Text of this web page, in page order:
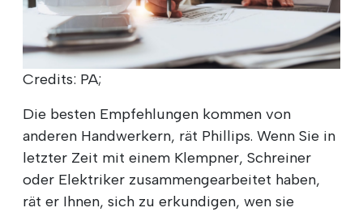
Credits: PA;
Die besten Empfehlungen kommen von
anderen Handwerkern, rät Phillips. Wenn Sie in
letzter Zeit mit einem Klempner, Schreiner
oder Elektriker zusammengearbeitet haben,
rät er Ihnen, sich zu erkundigen, wen sie